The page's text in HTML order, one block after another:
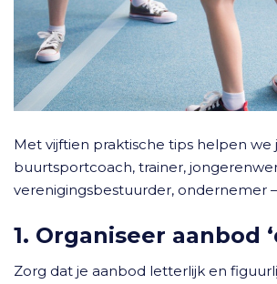
Met vijftien praktische tips helpen we
buurtsportcoach, trainer,
verenigingsbestuurder, ondernemer
1. Organiseer aanbod
Zorg dat je aanbod letterlijk en